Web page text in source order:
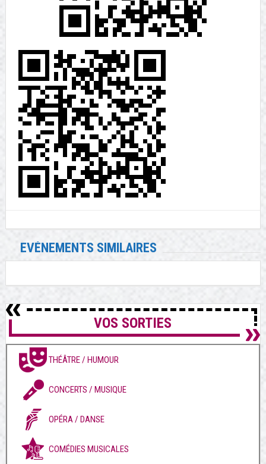
EVÉNEMENTS SIMILAIRES
VOS SORTIES
THÉÂTRE / HUMOUR
CONCERTS / MUSIQUE
OPÉRA / DANSE
COMÉDIES MUSICALES